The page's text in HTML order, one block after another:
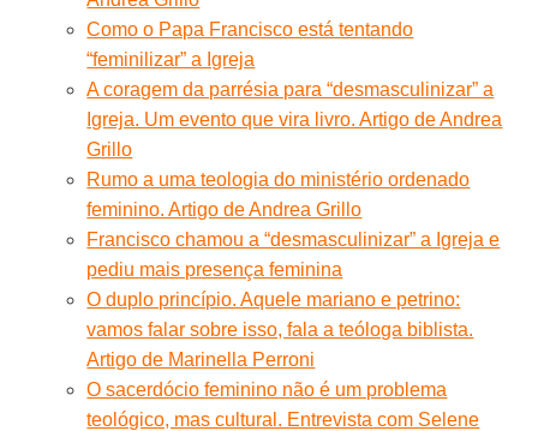
Como o Papa Francisco está tentando
“feminilizar” a Igreja
A coragem da parrésia para “desmasculinizar” a
Igreja. Um evento que vira livro. Artigo de Andrea
Grillo
Rumo a uma teologia do ministério ordenado
feminino. Artigo de Andrea Grillo
Francisco chamou a “desmasculinizar” a Igreja e
pediu mais presença feminina
O duplo princípio. Aquele mariano e petrino:
vamos falar sobre isso, fala a teóloga biblista.
Artigo de Marinella Perroni
O sacerdócio feminino não é um problema
teológico, mas cultural. Entrevista com Selene